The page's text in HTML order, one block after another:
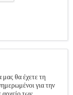
θα έχετε τη
για την
των